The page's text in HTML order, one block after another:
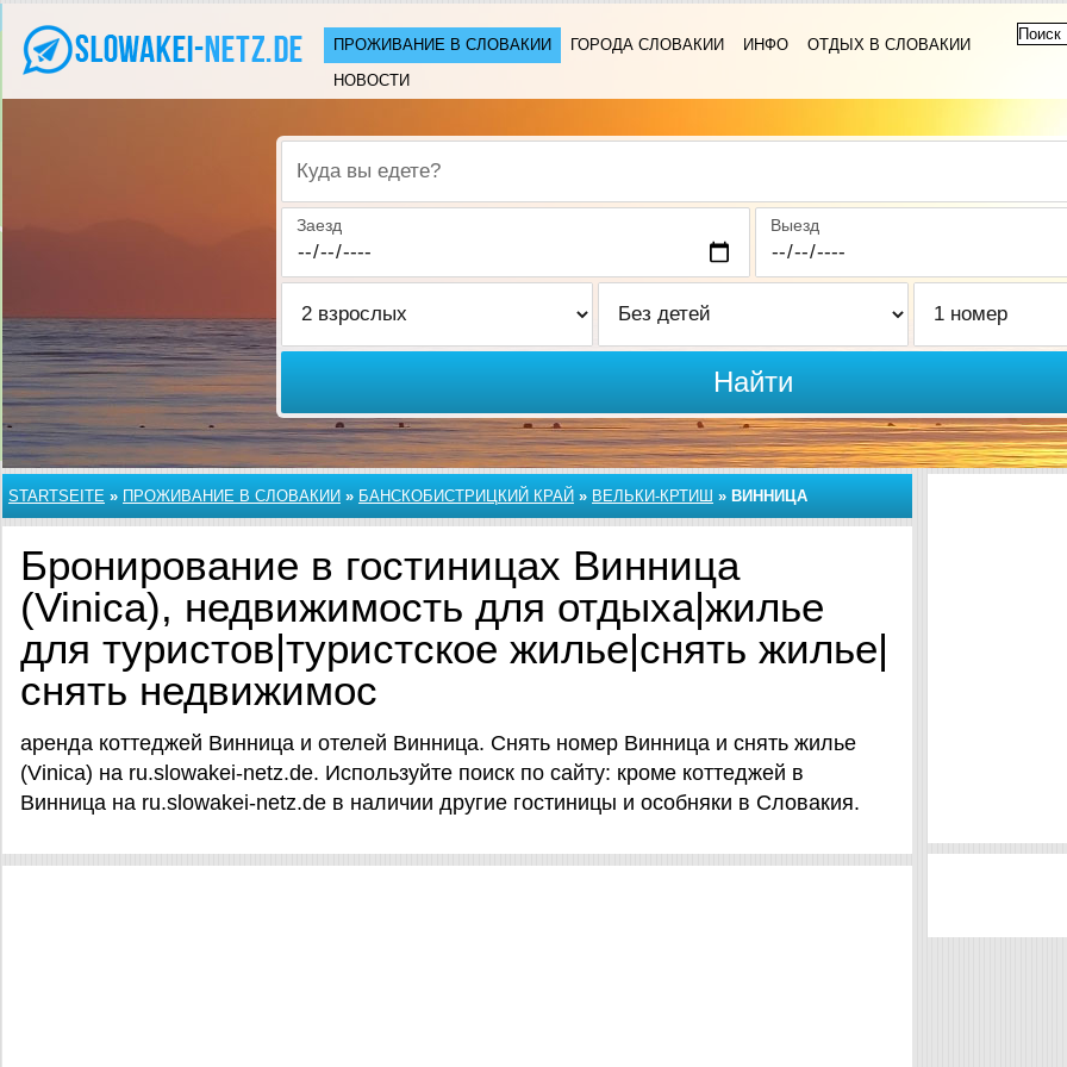
ПРОЖИВАНИЕ В СЛОВАКИИ ГОРОДА СЛОВАКИИ ИНФО
ОТДЫХ В СЛОВАКИИ
НОВОСТИ
Куда вы едете?
Заезд Выезд
Найти
STARTSEITE » ПРОЖИВАНИЕ В СЛОВАКИИ » БАНСКОБИСТРИЦКИЙ КРАЙ » ВЕЛЬКИ-КРТИШ » ВИННИЦА
Бронирование в гостиницах Винница
(Vinica), недвижимость для отдыха|жилье
для туристов|туристское жилье|снять жилье|
снять недвижимос
аренда коттеджей Винница и отелей Винница. Снять номер Винница и снять жилье
(Vinica) на ru.slowakei-netz.de. Используйте поиск по сайту: кроме коттеджей в
Винница на ru.slowakei-netz.de в наличии другие гостиницы и особняки в Словакия.